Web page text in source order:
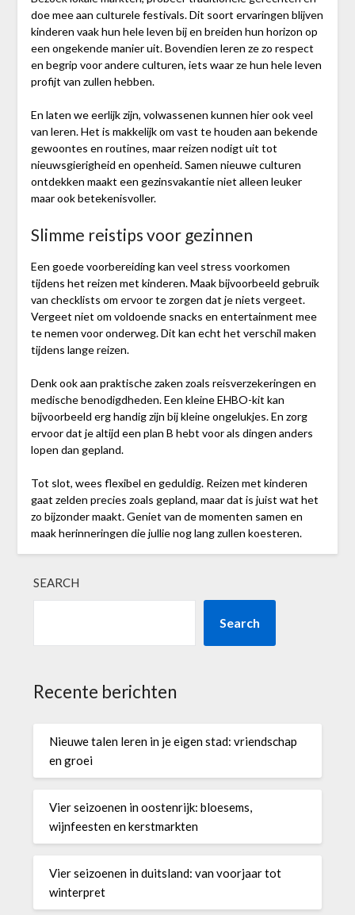
doe mee aan culturele festivals. Dit soort ervaringen blijven
kinderen vaak hun hele leven bij en breiden hun horizon op
een ongekende manier uit. Bovendien leren ze zo respect
en begrip voor andere culturen, iets waar ze hun hele leven
profijt van zullen hebben.
En laten we eerlijk zijn, volwassenen kunnen hier ook veel
van leren. Het is makkelijk om vast te houden aan bekende
gewoontes en routines, maar reizen nodigt uit tot
nieuwsgierigheid en openheid. Samen nieuwe culturen
ontdekken maakt een gezinsvakantie niet alleen leuker
maar ook betekenisvoller.
Slimme reistips voor gezinnen
Een goede voorbereiding kan veel stress voorkomen
tijdens het reizen met kinderen. Maak bijvoorbeeld gebruik
van checklists om ervoor te zorgen dat je niets vergeet.
Vergeet niet om voldoende snacks en entertainment mee
te nemen voor onderweg. Dit kan echt het verschil maken
tijdens lange reizen.
Denk ook aan praktische zaken zoals reisverzekeringen en
medische benodigdheden. Een kleine EHBO-kit kan
bijvoorbeeld erg handig zijn bij kleine ongelukjes. En zorg
ervoor dat je altijd een plan B hebt voor als dingen anders
lopen dan gepland.
Tot slot, wees flexibel en geduldig. Reizen met kinderen
gaat zelden precies zoals gepland, maar dat is juist wat het
zo bijzonder maakt. Geniet van de momenten samen en
maak herinneringen die jullie nog lang zullen koesteren.
SEARCH
Search
Recente berichten
Nieuwe talen leren in je eigen stad: vriendschap
en groei
Vier seizoenen in oostenrijk: bloesems,
wijnfeesten en kerstmarkten
Vier seizoenen in duitsland: van voorjaar tot
winterpret